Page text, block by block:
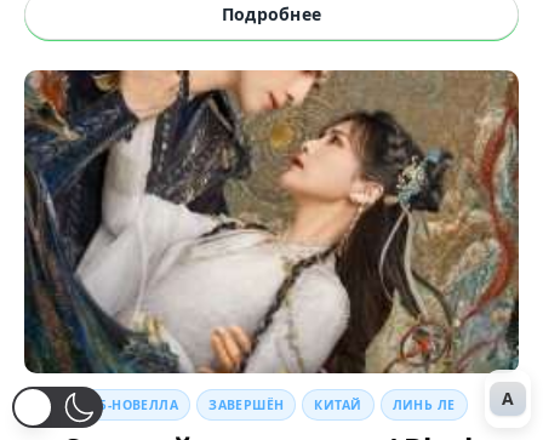
Подробнее
ВЕБ-НОВЕЛЛА ЗАВЕРШЁН КИТАЙ ЛИНЬ ЛЕ A